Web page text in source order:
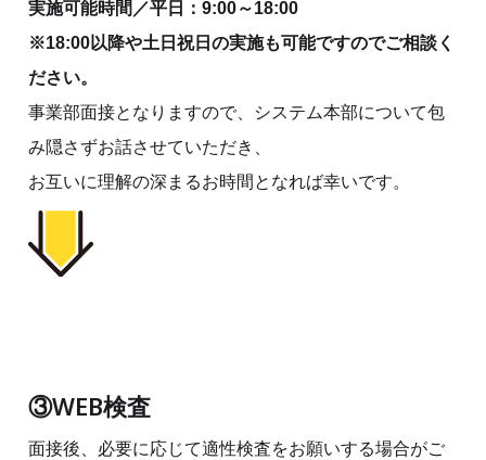
実施可能時間／平日：9:00～18:00
※18:00以降や土日祝日の実施も可能ですのでご相談く
ださい。
事業部面接となりますので、システム本部について包
み隠さずお話させていただき、
お互いに理解の深まるお時間となれば幸いです。
③WEB検査
面接後、必要に応じて適性検査をお願いする場合がご